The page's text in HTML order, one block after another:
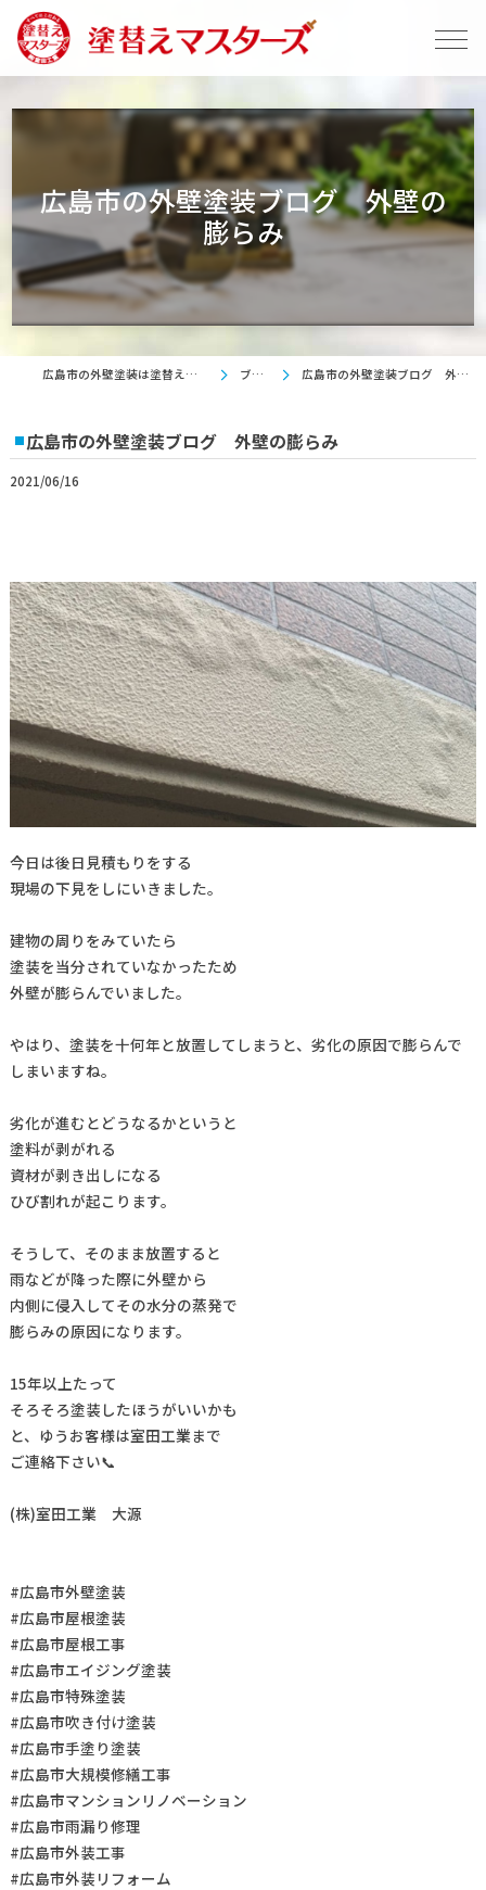
広島市の外壁塗装ブログ 外壁の
膨らみ
広島市の外壁塗装は塗替えマスターズ ブログ 広島市の外壁塗装ブログ 外壁の膨らみ
広島市の外壁塗装ブログ 外壁の膨らみ
2021/06/16
今日は後日見積もりをする
現場の下見をしにいきました。
建物の周りをみていたら
塗装を当分されていなかったため
外壁が膨らんでいました。
やはり、塗装を十何年と放置してしまうと、劣化の原因で膨らんで
しまいますね。
劣化が進むとどうなるかというと
塗料が剥がれる
資材が剥き出しになる
ひび割れが起こります。
そうして、そのまま放置すると
雨などが降った際に外壁から
内側に侵入してその水分の蒸発で
膨らみの原因になります。
15年以上たって
そろそろ塗装したほうがいいかも
と、ゆうお客様は室田工業まで
ご連絡下さい📞
(株)室田工業 大源
#広島市外壁塗装
#広島市屋根塗装
#広島市屋根工事
#広島市エイジング塗装
#広島市特殊塗装
#広島市吹き付け塗装
#広島市手塗り塗装
#広島市大規模修繕工事
#広島市マンションリノベーション
#広島市雨漏り修理
#広島市外装工事
#広島市外装リフォーム